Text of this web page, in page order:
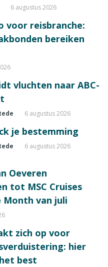
6 augustus 2026
voor reisbranche:
bereiken
vluchten naar ABC-
6 augustus 2026
je bestemming
6 augustus 2026
Oeveren
tot MSC Cruises
van juli
zich op voor
hier
best